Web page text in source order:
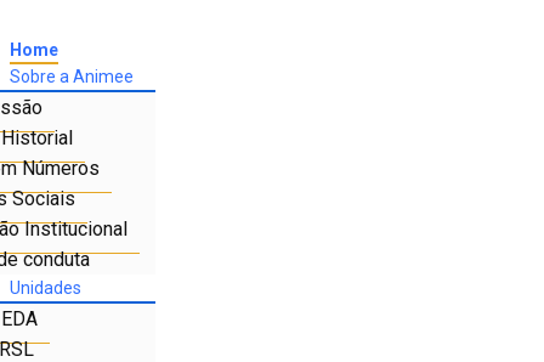
Home
Sobre a Animee
Números
Sociais
Institucional
conduta
Unidades